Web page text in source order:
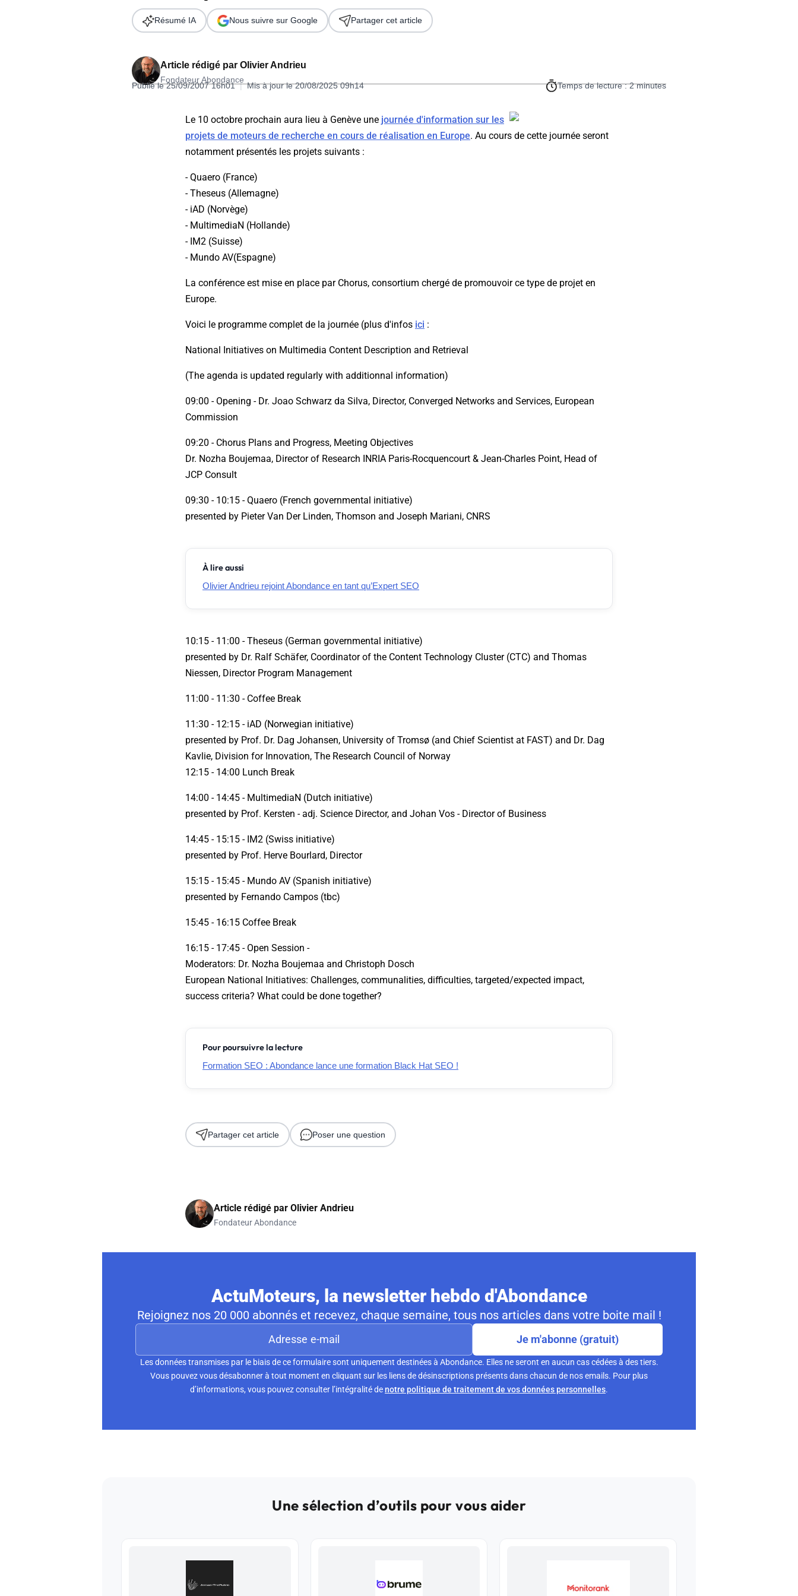
Télécharger l'Ebook
Formation SEO & GEO - Edition 2026
Article rédigé par Olivier Andrieu
Fondateur Abondance
Publié le 25/09/2007 16h01 | Mis à jour le 20/08/2025 09h14 Temps de lecture : 2 minutes
Résumé IA Nous suivre sur Google Partager cet article
Le 10 octobre prochain aura lieu à Genève une journée d'information sur les
projets de moteurs de recherche en cours de réalisation en Europe. Au cours de cette journée seront
notamment présentés les projets suivants :
- Quaero (France)
- Theseus (Allemagne)
- iAD (Norvège)
- MultimediaN (Hollande)
- IM2 (Suisse)
- Mundo AV(Espagne)
La conférence est mise en place par Chorus, consortium chergé de promouvoir ce type de projet en
Europe.
Voici le programme complet de la journée (plus d'infos ici :
National Initiatives on Multimedia Content Description and Retrieval
(The agenda is updated regularly with additionnal information)
09:00 - Opening - Dr. Joao Schwarz da Silva, Director, Converged Networks and Services, European
Commission
09:20 - Chorus Plans and Progress, Meeting Objectives
Dr. Nozha Boujemaa, Director of Research INRIA Paris-Rocquencourt & Jean-Charles Point, Head of
JCP Consult
09:30 - 10:15 - Quaero (French governmental initiative)
presented by Pieter Van Der Linden, Thomson and Joseph Mariani, CNRS
À lire aussi
Olivier Andrieu rejoint Abondance en tant qu’Expert SEO
10:15 - 11:00 - Theseus (German governmental initiative)
presented by Dr. Ralf Schäfer, Coordinator of the Content Technology Cluster (CTC) and Thomas
Niessen, Director Program Management
11:00 - 11:30 - Coffee Break
11:30 - 12:15 - iAD (Norwegian initiative)
presented by Prof. Dr. Dag Johansen, University of Tromsø (and Chief Scientist at FAST) and Dr. Dag
Kavlie, Division for Innovation, The Research Council of Norway
12:15 - 14:00 Lunch Break
14:00 - 14:45 - MultimediaN (Dutch initiative)
presented by Prof. Kersten - adj. Science Director, and Johan Vos - Director of Business
14:45 - 15:15 - IM2 (Swiss initiative)
presented by Prof. Herve Bourlard, Director
15:15 - 15:45 - Mundo AV (Spanish initiative)
presented by Fernando Campos (tbc)
15:45 - 16:15 Coffee Break
16:15 - 17:45 - Open Session -
Moderators: Dr. Nozha Boujemaa and Christoph Dosch
European National Initiatives: Challenges, communalities, difficulties, targeted/expected impact,
success criteria? What could be done together?
Pour poursuivre la lecture
Formation SEO : Abondance lance une formation Black Hat SEO !
Partager cet article Poser une question
Article rédigé par Olivier Andrieu
Fondateur Abondance
ActuMoteurs, la newsletter hebdo d'Abondance
Rejoignez nos 20 000 abonnés et recevez, chaque semaine, tous nos articles dans votre boite mail !
Je m'abonne (gratuit)
Les données transmises par le biais de ce formulaire sont uniquement destinées à Abondance. Elles ne seront en aucun cas cédées à des tiers.
Vous pouvez vous désabonner à tout moment en cliquant sur les liens de désinscriptions présents dans chacun de nos emails. Pour plus
d’informations, vous pouvez consulter l’intégralité denotre politique de traitement de vos données personnelles.
Une sélection d’outils pour vous aider